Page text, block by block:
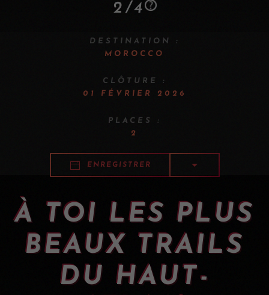
2/4
DESTINATION :
MOROCCO
CLÔTURE :
01 FÉVRIER 2026
PLACES :
2
ENREGISTRER
À TOI LES PLUS
BEAUX TRAILS
DU HAUT-